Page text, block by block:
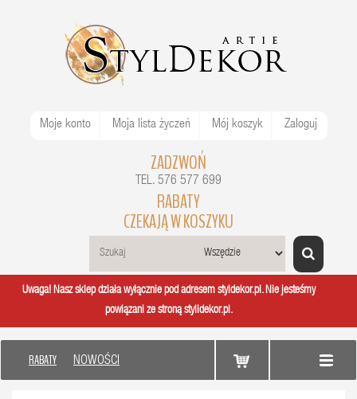
Moje konto Moja lista życzeń Mój koszyk Zaloguj
ZADZWOŃ
TEL. 576 577 699
RABATY
CZEKAJĄ W KOSZYKU
Uwaga! Nasz sklep działa wyłącznie pod adresem styldekor.pl. Nie jesteśmy
powiązani ze stroną stylidekor.pl.
RABATY NOWOŚCI